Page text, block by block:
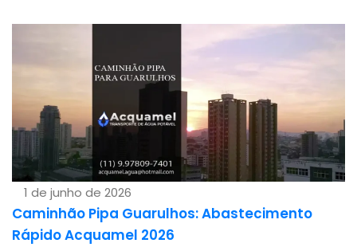
1 de junho de 2026
Caminhão Pipa Guarulhos: Abastecimento
Rápido Acquamel 2026